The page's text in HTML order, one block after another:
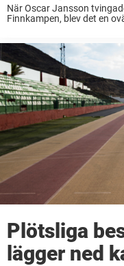
När Oscar Jansson
Finnkampen, blev det en
Plötsliga
lägger ned